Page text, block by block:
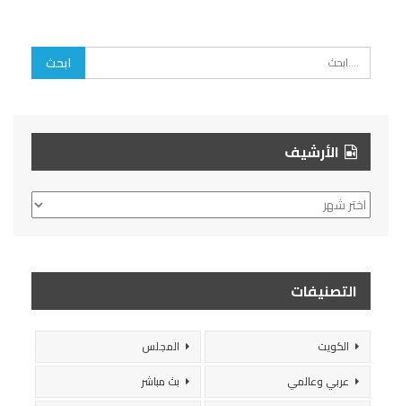
الأرشيف
الأرشيف
التصنيفات
الكويت
المجلس
عربي وعالمي
بث مباشر